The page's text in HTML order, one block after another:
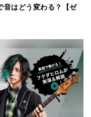
はどう変わる？【ゼ